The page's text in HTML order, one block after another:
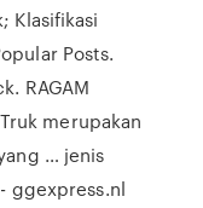
Klasifikasi
Posts.
RAGAM
Truk merupakan
… jenis
ggexpress.nl